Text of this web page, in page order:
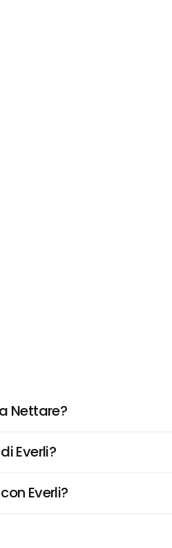
Nettare?
Everli?
Everli?